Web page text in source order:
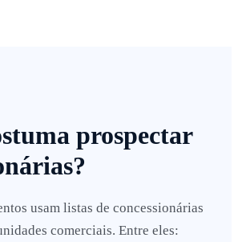
prospectar
usam listas de concessionárias
comerciais. Entre eles: